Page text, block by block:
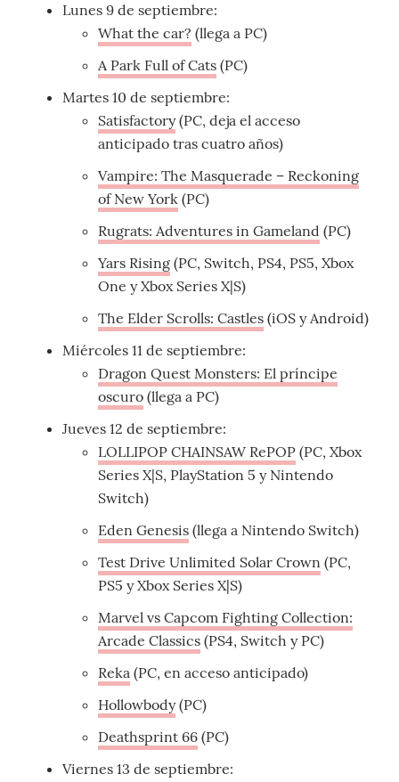
Lunes 9 de septiembre:
What the car? (llega a PC)
A Park Full of Cats (PC)
Martes 10 de septiembre:
Satisfactory(PC, deja el acceso
anticipado tras cuatro años)
Vampire: The Masquerade – Reckoning
of New York (PC)
Rugrats: Adventures in Gameland (PC)
Yars Rising (PC, Switch, PS4, PS5, Xbox
One y Xbox Series X|S)
The Elder Scrolls: Castles (iOS y Android)
Miércoles 11 de septiembre:
Dragon Quest Monsters: El príncipe
oscuro (llega a PC)
Jueves 12 de septiembre:
LOLLIPOP CHAINSAW RePOP (PC, Xbox
Series X|S, PlayStation 5 y Nintendo
Switch)
Eden Genesis (llega a Nintendo Switch)
Test Drive Unlimited Solar Crown (PC,
PS5 y Xbox Series X|S)
Marvel vs Capcom Fighting Collection:
Arcade Classics (PS4, Switch y PC)
Reka (PC, en acceso anticipado)
Hollowbody(PC)
Deathsprint 66 (PC)
Viernes 13 de septiembre: